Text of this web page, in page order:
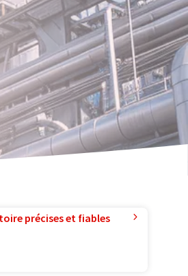
précises et fiables